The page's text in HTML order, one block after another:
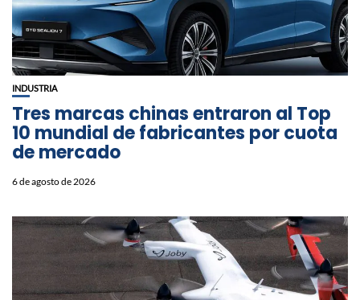
INDUSTRIA
Tres marcas chinas entraron al Top
10 mundial de fabricantes por cuota
de mercado
6 de agosto de 2026